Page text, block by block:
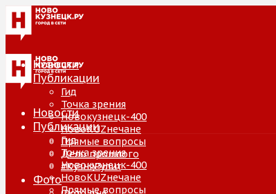
Новости
Публикации
Гид
Точка зрения
Новокузнецк-400
НовоKUZнечане
Прямые вопросы
Дело прошлого
#КузняРулит
Фото
Новости
Публикации
Гид
Точка зрения
Новокузнецк-400
НовоKUZнечане
Прямые вопросы